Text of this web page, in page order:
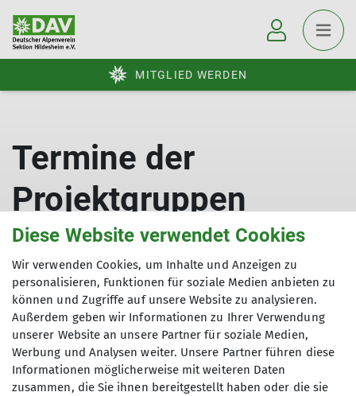
MITGLIED WERDEN
Termine der
Projektgruppen
Termine Berichte
Diese Website verwendet Cookies
Wir verwenden Cookies, um Inhalte und Anzeigen zu
personalisieren, Funktionen für soziale Medien anbieten zu
können und Zugriffe auf unsere Website zu analysieren.
Außerdem geben wir Informationen zu Ihrer Verwendung
unserer Website an unsere Partner für soziale Medien,
Werbung und Analysen weiter. Unsere Partner führen diese
Informationen möglicherweise mit weiteren Daten
zusammen, die Sie ihnen bereitgestellt haben oder die sie